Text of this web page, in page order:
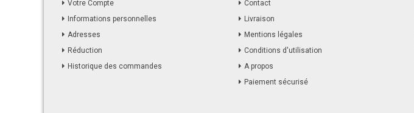
Votre Compte
Informations personnelles
Adresses
Réduction
Historique des commandes
Contact
Livraison
Mentions légales
Conditions d'utilisation
A propos
Paiement sécurisé